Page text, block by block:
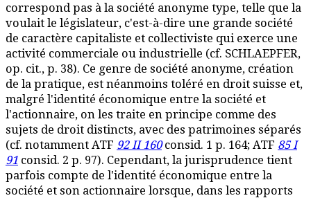
correspond pas à la société anonyme type, telle que la
voulait le législateur, c'est-à-dire une grande société
de caractère capitaliste et collectiviste qui exerce une
activité commerciale ou industrielle (cf. SCHLAEPFER,
op. cit., p. 38). Ce genre de société anonyme, création
de la pratique, est néanmoins toléré en droit suisse et,
malgré l'identité économique entre la société et
l'actionnaire, on les traite en principe comme des
sujets de droit distincts, avec des patrimoines séparés
(cf. notamment ATF 92 II 160consid. 1 p. 164; ATF 85 I
91 consid. 2 p. 97). Cependant, la jurisprudence tient
parfois compte de l'identité économique entre la
société et son actionnaire lorsque, dans les rapports